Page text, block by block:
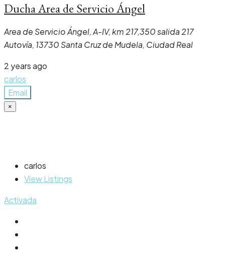
Ducha Area de Servicio Ángel
Area de Servicio Ángel, A-IV, km 217,350 salida 217
Autovía, 13730 Santa Cruz de Mudela, Ciudad Real
2 years ago
carlos
Email
×
carlos
View Listings
Activada